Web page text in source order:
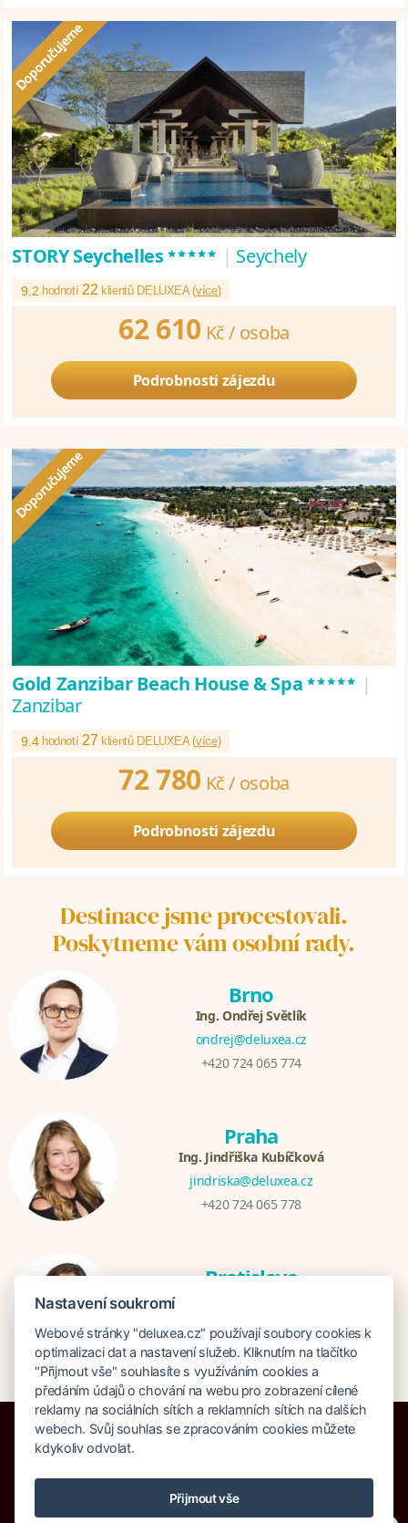
STORY Seychelles***** | Seychely
9.2 hodnotí22 klientů DELUXEA (více)
62 610 Kč / osoba
Podrobnosti zájezdu
Gold Zanzibar Beach House & Spa***** |
Zanzibar
9.4 hodnotí27 klientů DELUXEA (více)
72 780 Kč / osoba
Podrobnosti zájezdu
Destinace jsme procestovali.
Poskytneme vám osobní rady.
Brno
Ing. Ondřej Světlík
ondrej@deluxea.cz
+420 724 065 774
Praha
Ing. Jindřiška Kubíčková
jindriska@deluxea.cz
+420 724 065 778
Bratislava
+421 948 759 074
Pojištění proti úpadku 125 000 000 Kč
Nastavení soukromí
Webové stránky "deluxea.cz" používají soubory cookies k
optimalizaci dat a nastavení služeb. Kliknutím na tlačítko
"Přijmout vše" souhlasíte s využíváním cookies a
předáním údajů o chování na webu pro zobrazení cílené
reklamy na sociálních sítích a reklamních sítích na dalších
webech. Svůj souhlas se zpracováním cookies můžete
kdykoliv odvolat.
Přijmout vše